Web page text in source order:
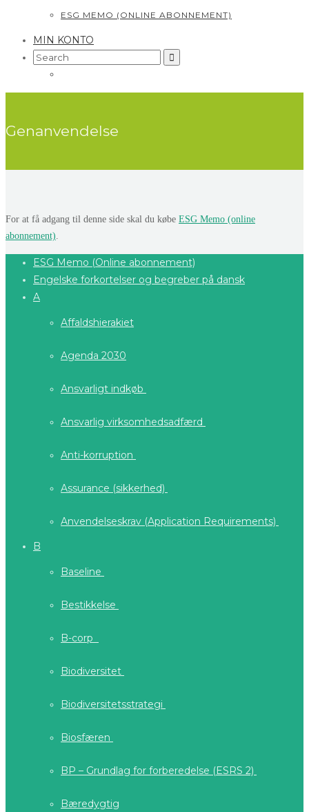
ESG MEMO (ONLINE ABONNEMENT)
MIN KONTO
Search
Genanvendelse
For at få adgang til denne side skal du købe ESG Memo (online
abonnement).
ESG Memo (Online abonnement)
Engelske forkortelser og begreber på dansk
A
Affaldshierakiet
Agenda 2030
Ansvarligt indkøb
Ansvarlig virksomhedsadfærd
Anti-korruption
Assurance (sikkerhed)
Anvendelseskrav (Application Requirements)
B
Baseline
Bestikkelse
B-corp
Biodiversitet
Biodiversitetsstrategi
Biosfæren
BP – Grundlag for forberedelse (ESRS 2)
Bæredygtig